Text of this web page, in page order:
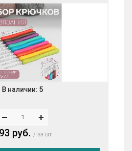
В наличии: 5
–
+
руб.
за шт